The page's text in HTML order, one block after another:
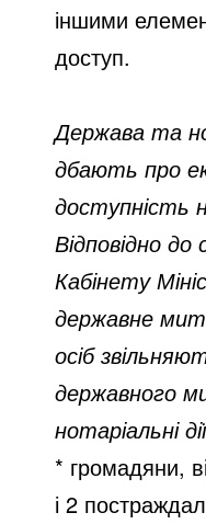
іншими
доступ.
Держава та
дбають про
доступність
Відповідно
Кабінету
державне
осіб
державного
нотаріальні
* громадяни,
і 2